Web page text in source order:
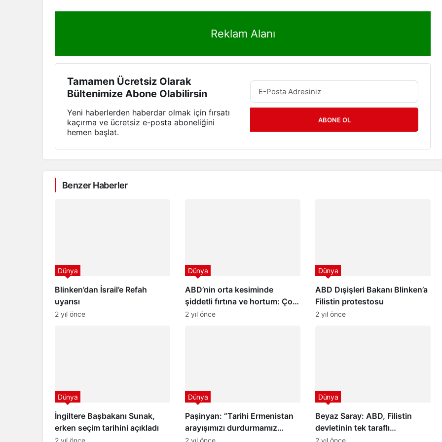
Reklam Alanı
Tamamen Ücretsiz Olarak
Bültenimize Abone Olabilirsin
Yeni haberlerden haberdar olmak için fırsatı
kaçırma ve ücretsiz e-posta aboneliğini
hemen başlat.
ABONE OL
Benzer Haberler
Blinken’dan İsrail’e Refah
uyarısı
Dünya
2 yıl önce
ABD’nin orta kesiminde
şiddetli fırtına ve hortum: Çok
sayıda kişi öldü
Dünya
2 yıl önce
ABD Dışişleri Bakanı Blinken’a
Filistin protestosu
Dünya
2 yıl önce
İngiltere Başbakanı Sunak,
erken seçim tarihini açıkladı
Dünya
2 yıl önce
Paşinyan: “Tarihi Ermenistan
arayışımızı durdurmamız
gerekiyor”
Dünya
2 yıl önce
Beyaz Saray: ABD, Filistin
devletinin tek taraflı
tanınmasına karşı
Dünya
2 yıl önce